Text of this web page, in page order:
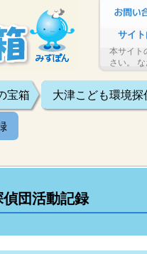
サイ
本サイト
さい。
宝箱 大津こども環境探
団活動記録